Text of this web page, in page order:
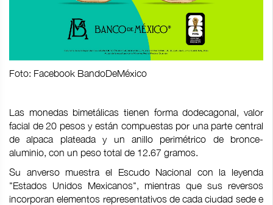
Foto: Facebook BandoDeMéxico
Las monedas bimetálicas tienen forma dodecagonal, valor
facial de 20 pesos y están compuestas por una parte central
de alpaca plateada y un anillo perimétrico de bronce-
aluminio, con un peso total de 12.67 gramos.
Su anverso muestra el Escudo Nacional con la leyenda
"Estados Unidos Mexicanos", mientras que sus reversos
incorporan elementos representativos de cada ciudad sede e